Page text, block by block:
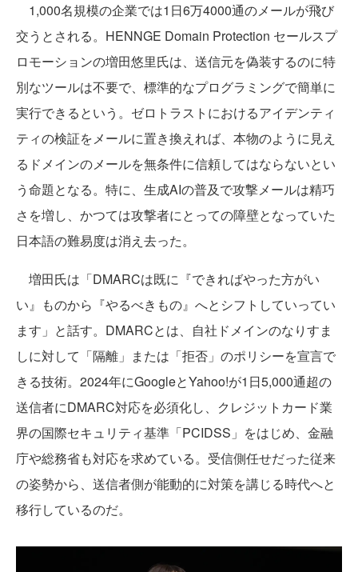
1,000名規模の企業では1日6万4000通のメールが飛び
交うとされる。HENNGE Domain Protection セールスプ
ロモーションの増田悠里氏は、送信元を偽装するのに特
別なツールは不要で、標準的なプログラミングで簡単に
実行できるという。ゼロトラストにおけるアイデンティ
ティの検証をメールに置き換えれば、本物のように見え
るドメインのメールを無条件に信頼してはならないとい
う命題となる。特に、生成AIの普及で攻撃メールは精巧
さを増し、かつては攻撃者にとっての障壁となっていた
日本語の難易度は消え去った。
増田氏は「DMARCは既に『できればやった方がい
い』ものから『やるべきもの』へとシフトしていってい
ます」と話す。DMARCとは、自社ドメインのなりすま
しに対して「隔離」または「拒否」のポリシーを宣言で
きる技術。2024年にGoogleとYahoo!が1日5,000通超の
送信者にDMARC対応を必須化し、クレジットカード業
界の国際セキュリティ基準「PCIDSS」をはじめ、金融
庁や総務省も対応を求めている。受信側任せだった従来
の姿勢から、送信者側が能動的に対策を講じる時代へと
移行しているのだ。